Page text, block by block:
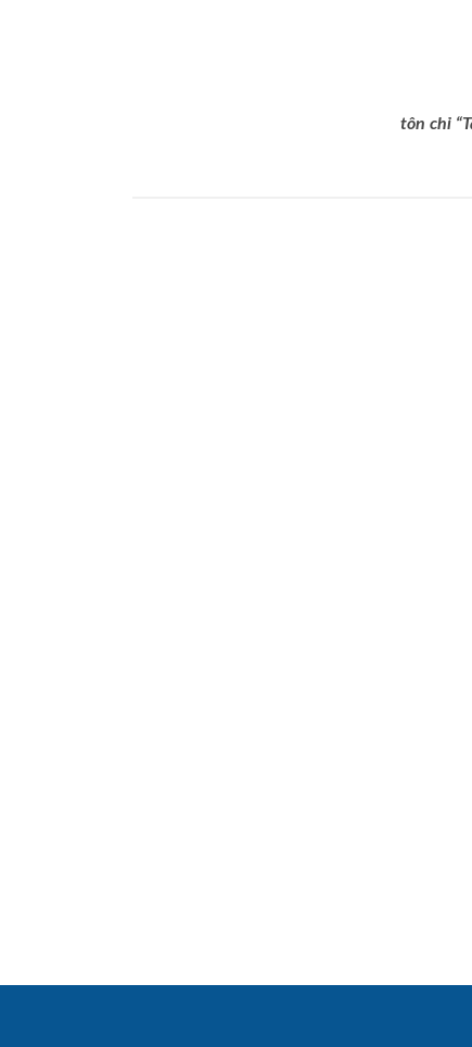
tôn chỉ